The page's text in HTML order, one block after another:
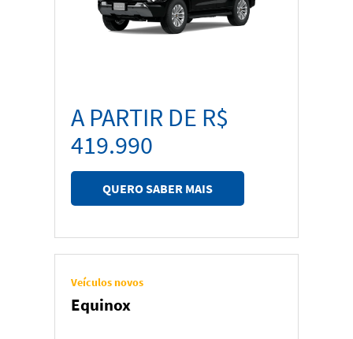
A PARTIR DE R$
419.990
QUERO SABER MAIS
Veículos novos
Equinox